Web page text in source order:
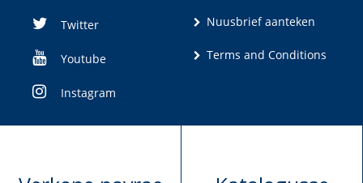
Twitter
Youtube
Instagram
Nuusbrief aanteken
Terms and Conditions